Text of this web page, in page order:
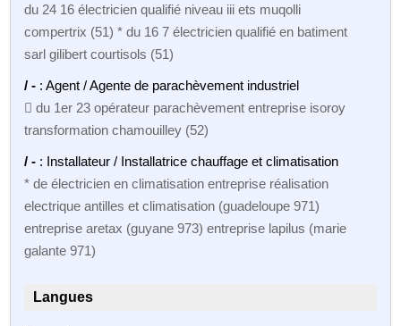
du 24 16 électricien qualifié niveau iii ets muqolli
compertrix (51) * du 16 7 électricien qualifié en batiment
sarl gilibert courtisols (51)
/ - : Agent / Agente de parachèvement industriel
 du 1er 23 opérateur parachèvement entreprise isoroy
transformation chamouilley (52)
/ - : Installateur / Installatrice chauffage et climatisation
* de électricien en climatisation entreprise réalisation
electrique antilles et climatisation (guadeloupe 971)
entreprise aretax (guyane 973) entreprise lapilus (marie
galante 971)
Langues